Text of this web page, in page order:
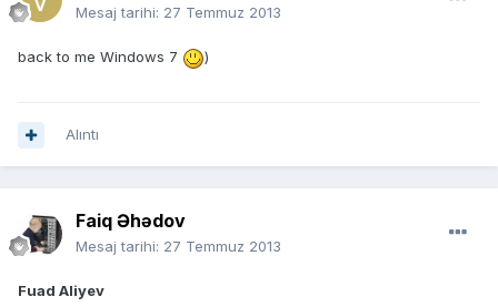
Mesaj tarihi: 27 Temmuz 2013
back to me Windows 7 )
Alıntı
Faiq Əhədov
Mesaj tarihi: 27 Temmuz 2013
Fuad Aliyev